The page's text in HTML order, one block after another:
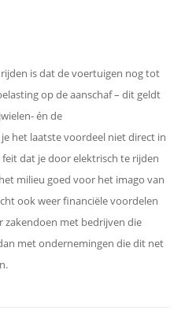
is dat de voertuigen nog tot
op de aanschaf – dit geldt
én de
het laatste voordeel niet direct in
dat je door elektrisch te rijden
milieu goed voor het imago van
ook weer financiële voordelen
met bedrijven die
met ondernemingen die dit net